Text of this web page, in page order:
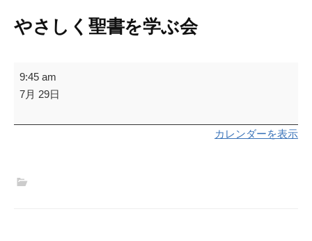
やさしく聖書を学ぶ会
や
さ
く
9:45 am
7月 29日
カレンダーを表示